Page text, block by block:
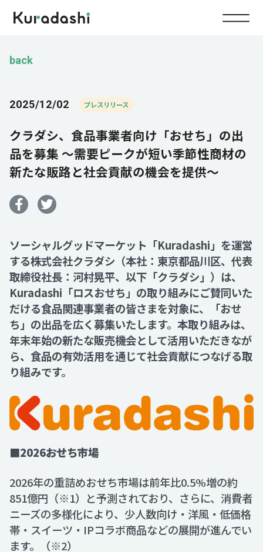
Top
Service
Food
Energy
Impact
Company
News
Recruit
Contact
back
2025/12/02 プレスリリース
クラダシ、食品事業者向け「おせち」の出
品を募集 〜需要ピークが短い季節性商材の
新たな販路と社会貢献の機会を提供〜
ソーシャルグッドマーケット「Kuradashi」を運営
する株式会社クラダシ（本社：東京都品川区、代表
取締役社長：河村晃平、以下「クラダシ」）は、
Kuradashi「ロスおせち」の取り組みにご賛同いた
だける食品関連事業者の皆さまを対象に、「おせ
ち」の出品を広く募集いたします。本取り組みは、
年末年始の新たな販売機会として活用いただきなが
ら、食品の有効活用を通じて社会貢献につなげる取
り組みです。
■2026おせち市場
2026年の重詰めおせち市場は前年比0.5%増の約
851億円（※1）と予測されており、さらに、消費者
ニーズの多様化により、少人数向け・洋風・低価格
帯・スイーツ・IPコラボ商品などの展開が進んでい
ます。（※2）